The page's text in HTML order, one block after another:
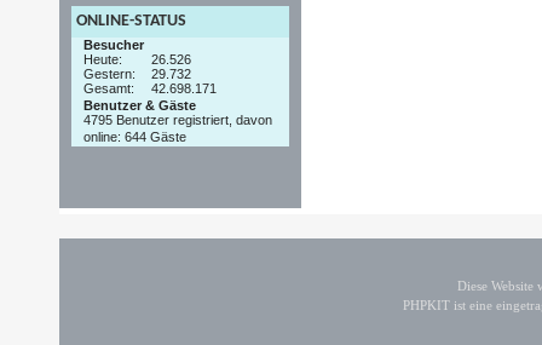
ONLINE-STATUS
Besucher
Heute:
26.526
Gestern:
29.732
Gesamt:
42.698.171
Benutzer & Gäste
4795 Benutzer registriert, davon
online: 644 Gäste
Diese
PHPKIT ist eine